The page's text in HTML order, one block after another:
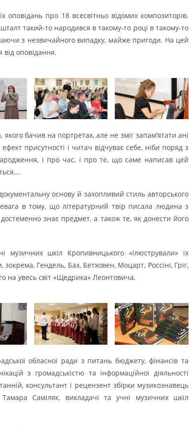
про 18 всесвітньо відомих композиторів.
такий-то народився в такому-то році в такому-то
з незвичайного випадку, майже пригоди. На цей
від оповідання.
бачив на портретах, але не зміг запам’ятати ані
присутності і читач відчуває себе, ніби поряд з
і про час, і про те, що саме написав цей
основу й захопливий стиль авторського
в тому, що літературний твір писала людина з
знає предмет, а також те, як донести його
музичних шкіл Кропивницького «ілюстрували» їх
Гендель, Бах, Бетховен, Моцарт, Россіні, Гріг,
на увесь світ «Щедрика» Леонтовича.
обласної ради з питань бюджету, фінансів та
з громадськістю та інформаційної діяльності
консультант і рецензент збірки музикознавець
Саміляк, викладачі та учні музичних шкіл